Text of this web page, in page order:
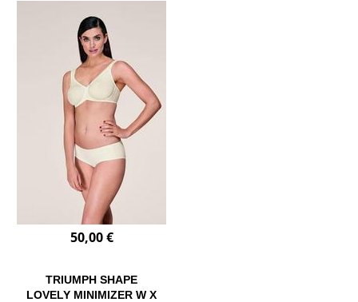
50,00 €
TRIUMPH SHAPE
LOVELY MINIMIZER W X